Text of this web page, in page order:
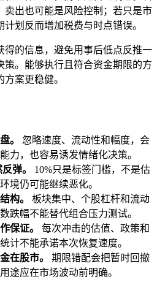
卖出也可能是风险控制；若只是市
划反而增加税费与时点错误。
得的信息，避免用事后低点反推一
策。能够执行且符合资金期限的方
案更稳健。
。
忽略速度、流动性和幅度，会
力，也容易诱发情绪化决策。
弹。
10%只是标签门槛，不是估
境仍可能继续恶化。
构。
板块集中、个股杠杆和流动
跌幅不能替代组合压力测试。
保证。
每次冲击的估值、政策和
计不能承诺本次恢复速度。
在股市。
期限错配会把暂时回撤
途应在市场波动前明确。